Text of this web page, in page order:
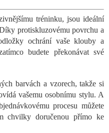
tréninku, jsou ideální
protiskluzovému povrchu a
ochrání vaše klouby a
budete překonávat své
barvách a vzorech, takže si
vašemu osobnímu stylu. A
procesu můžete
chvilky doručenou přímo ke